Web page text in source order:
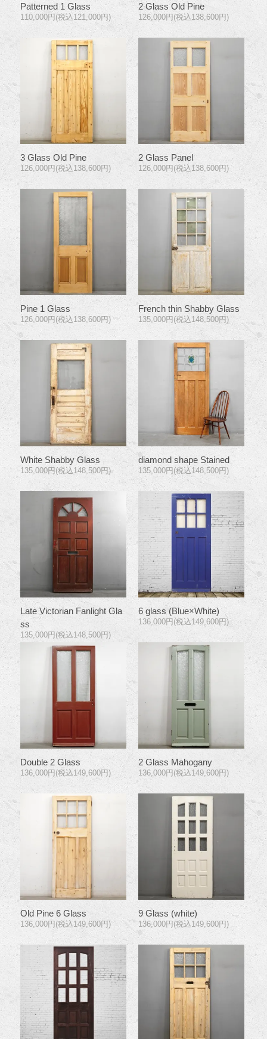
Patterned 1 Glass
110,000円(税込121,000円)
2 Glass Old Pine
126,000円(税込138,600円)
3 Glass Old Pine
126,000円(税込138,600円)
2 Glass Panel
126,000円(税込138,600円)
Pine 1 Glass
126,000円(税込138,600円)
French thin Shabby Glass
135,000円(税込148,500円)
White Shabby Glass
135,000円(税込148,500円)
diamond shape Stained
135,000円(税込148,500円)
Late Victorian Fanlight Gla
ss
135,000円(税込148,500円)
6 glass (Blue×White)
136,000円(税込149,600円)
Double 2 Glass
136,000円(税込149,600円)
2 Glass Mahogany
136,000円(税込149,600円)
Old Pine 6 Glass
136,000円(税込149,600円)
9 Glass (white)
136,000円(税込149,600円)